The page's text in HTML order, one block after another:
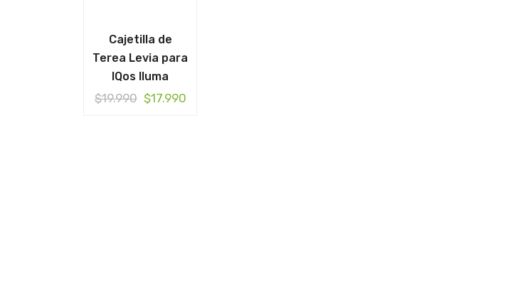
Cajetilla de
Terea Levia para
IQos Iluma
$19.990 El
$17.990El